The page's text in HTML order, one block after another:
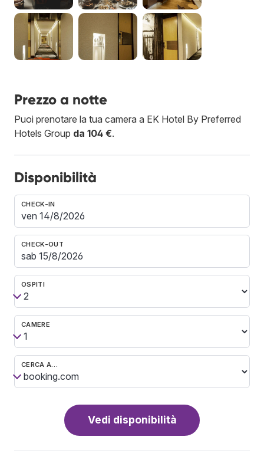
Prezzo a notte
Puoi prenotare la tua camera a EK Hotel By Preferred
Hotels Group da 104 €.
Disponibilità
CHECK-IN
CHECK-OUT
OSPITI
CAMERE
CERCA A…
Vedi disponibilità